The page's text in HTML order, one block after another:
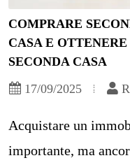
COMPRARE
CASA E
SECONDA CASA
17/09/2025
Acquistare un
importante, ma